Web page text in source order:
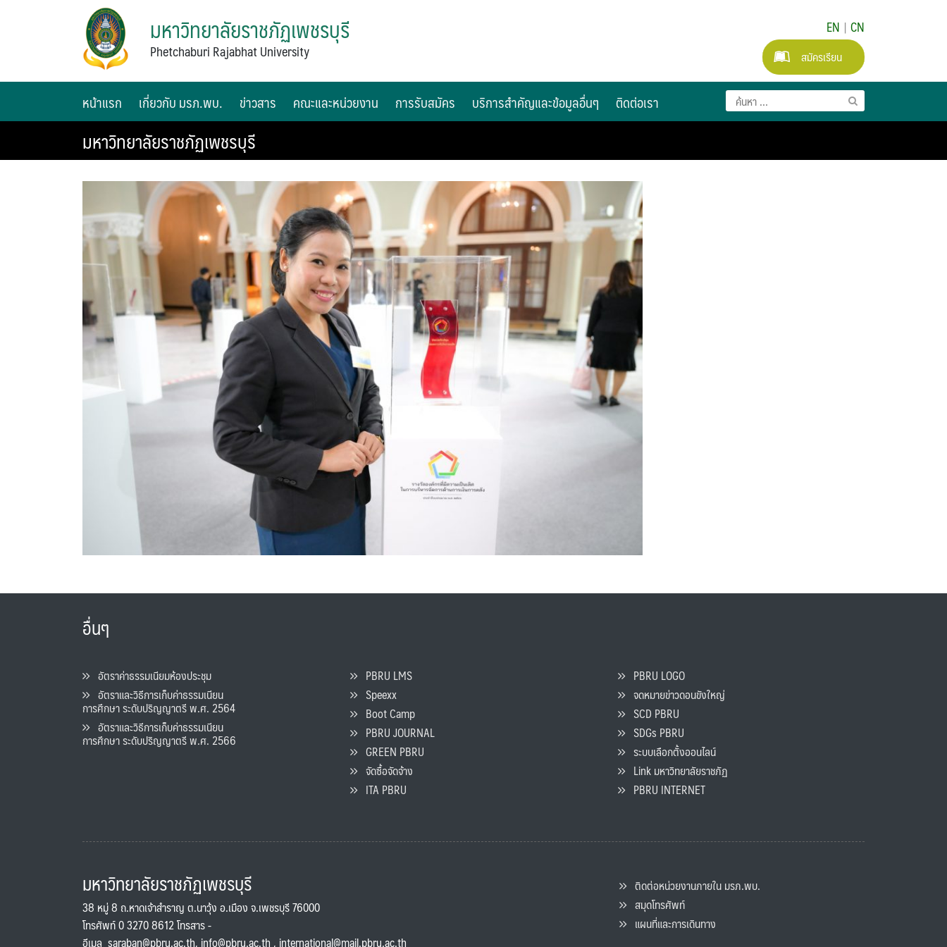
มหาวิทยาลัยราชภัฏเพชรบุรี
Phetchaburi Rajabhat University
EN | CN
สมัครเรียน
หน้าแรก เกี่ยวกับ มรภ.พบ. ข่าวสาร คณะและหน่วยงาน การรับสมัคร บริการสำคัญและข้อมูลอื่นๆ ติดต่อเรา
มหาวิทยาลัยราชภัฏเพชรบุรี
อื่นๆ
อัตราค่าธรรมเนียมห้องประชุม
อัตราและวิธีการเก็บค่าธรรมเนียน
การศึกษา ระดับปริญญาตรี พ.ศ. 2564
อัตราและวิธีการเก็บค่าธรรมเนียน
การศึกษา ระดับปริญญาตรี พ.ศ. 2566
PBRU LMS
Speexx
Boot Camp
PBRU JOURNAL
GREEN PBRU
จัดซื้อจัดจ้าง
ITA PBRU
PBRU LOGO
จดหมายข่าวดอนขังใหญ่
SCD PBRU
SDGs PBRU
ระบบเลือกตั้งออนไลน์
Link มหาวิทยาลัยราชภัฏ
PBRU INTERNET
มหาวิทยาลัยราชภัฏเพชรบุรี
38 หมู่ 8 ถ.หาดเจ้าสำราญ ต.นาวุ้ง อ.เมือง จ.เพชรบุรี 76000
โทรศัพท์ 0 3270 8612 โทรสาร -
อีเมล saraban@pbru.ac.th, info@pbru.ac.th , international@mail.pbru.ac.th
ติดต่อหน่วยงานภายใน มรภ.พบ.
สมุดโทรศัพท์
แผนที่และการเดินทาง